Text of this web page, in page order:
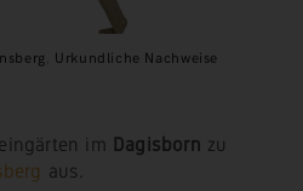
Urkundliche Nachweise
im Dagisborn zu
aus.